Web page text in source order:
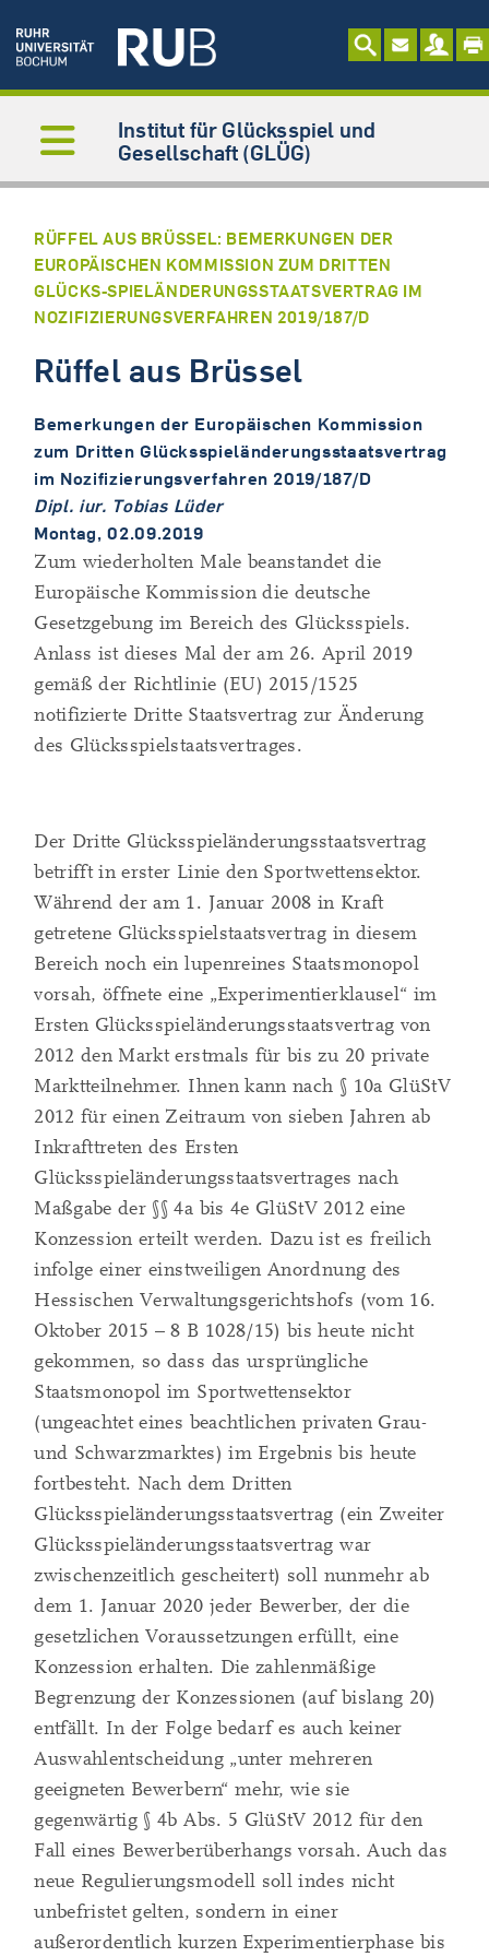
Institut für Glücksspiel und
Gesellschaft (GLÜG)
RÜFFEL AUS BRÜSSEL: BEMERKUNGEN DER
EUROPÄISCHEN KOMMISSION ZUM DRITTEN
GLÜCKS-SPIELÄNDERUNGSSTAATSVERTRAG IM
NOZIFIZIERUNGSVERFAHREN 2019/187/D
Rüffel aus Brüssel
Bemerkungen der Europäischen Kommission
zum Dritten Glücksspieländerungsstaatsvertrag
im Nozifizierungsverfahren 2019/187/D
Dipl. iur. Tobias Lüder
Montag, 02.09.2019
Zum wiederholten Male beanstandet die
Europäische Kommission die deutsche
Gesetzgebung im Bereich des Glücksspiels.
Anlass ist dieses Mal der am 26. April 2019
gemäß der Richtlinie (EU) 2015/1525
notifizierte Dritte Staatsvertrag zur Änderung
des Glücksspielstaatsvertrages.
Der Dritte Glücksspieländerungsstaatsvertrag
betrifft in erster Linie den Sportwettensektor.
Während der am 1. Januar 2008 in Kraft
getretene Glücksspielstaatsvertrag in diesem
Bereich noch ein lupenreines Staatsmonopol
vorsah, öffnete eine „Experimentierklausel“ im
Ersten Glücksspieländerungsstaatsvertrag von
2012 den Markt erstmals für bis zu 20 private
Marktteilnehmer. Ihnen kann nach § 10a GlüStV
2012 für einen Zeitraum von sieben Jahren ab
Inkrafttreten des Ersten
Glücksspieländerungsstaatsvertrages nach
Maßgabe der §§ 4a bis 4e GlüStV 2012 eine
Konzession erteilt werden. Dazu ist es freilich
infolge einer einstweiligen Anordnung des
Hessischen Verwaltungsgerichtshofs (vom 16.
Oktober 2015 – 8 B 1028/15) bis heute nicht
gekommen, so dass das ursprüngliche
Staatsmonopol im Sportwettensektor
(ungeachtet eines beachtlichen privaten Grau-
und Schwarzmarktes) im Ergebnis bis heute
fortbesteht. Nach dem Dritten
Glücksspieländerungsstaatsvertrag (ein Zweiter
Glücksspieländerungsstaatsvertrag war
zwischenzeitlich gescheitert) soll nunmehr ab
dem 1. Januar 2020 jeder Bewerber, der die
gesetzlichen Voraussetzungen erfüllt, eine
Konzession erhalten. Die zahlenmäßige
Begrenzung der Konzessionen (auf bislang 20)
entfällt. In der Folge bedarf es auch keiner
Auswahlentscheidung „unter mehreren
geeigneten Bewerbern“ mehr, wie sie
gegenwärtig § 4b Abs. 5 GlüStV 2012 für den
Fall eines Bewerberüberhangs vorsah. Auch das
neue Regulierungsmodell soll indes nicht
unbefristet gelten, sondern in einer
außerordentlich kurzen Experimentierphase bis